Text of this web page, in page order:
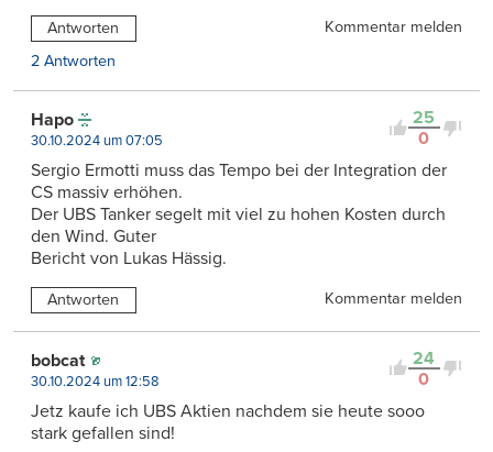
Antworten
Kommentar melden
2 Antworten
25
0
Hapo
30.10.2024 um 07:05
Sergio Ermotti muss das Tempo bei der Integration der
CS massiv erhöhen.
Der UBS Tanker segelt mit viel zu hohen Kosten durch
den Wind. Guter
Bericht von Lukas Hässig.
Antworten Kommentar melden
24
0
bobcat
30.10.2024 um 12:58
Jetz kaufe ich UBS Aktien nachdem sie heute sooo
stark gefallen sind!